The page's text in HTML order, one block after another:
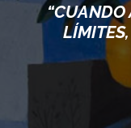
“CUANDO